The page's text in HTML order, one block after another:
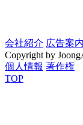
会社紹介 広告案
Copyright by
個人情報 著作権
TOP